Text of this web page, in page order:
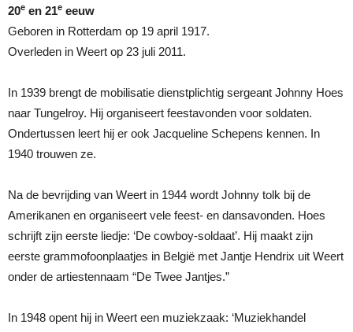
20e en 21e eeuw
Geboren in Rotterdam op 19 april 1917.
Overleden in Weert op 23 juli 2011.
In 1939 brengt de mobilisatie dienstplichtig sergeant Johnny Hoes
naar Tungelroy. Hij organiseert feestavonden voor soldaten.
Ondertussen leert hij er ook Jacqueline Schepens kennen. In
1940 trouwen ze.
Na de bevrijding van Weert in 1944 wordt Johnny tolk bij de
Amerikanen en organiseert vele feest- en dansavonden. Hoes
schrijft zijn eerste liedje: ‘De cowboy-soldaat’. Hij maakt zijn
eerste grammofoonplaatjes in België met Jantje Hendrix uit Weert
onder de artiestennaam “De Twee Jantjes.”
In 1948 opent hij in Weert een muziekzaak: ‘Muziekhandel